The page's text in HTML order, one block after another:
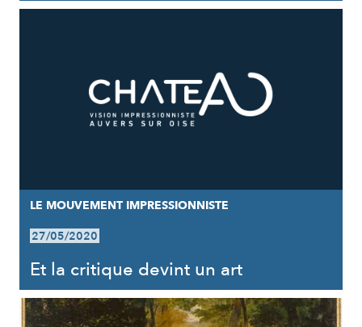
LE MOUVEMENT IMPRESSIONNISTE
27/05/2020
Et la critique devint un art